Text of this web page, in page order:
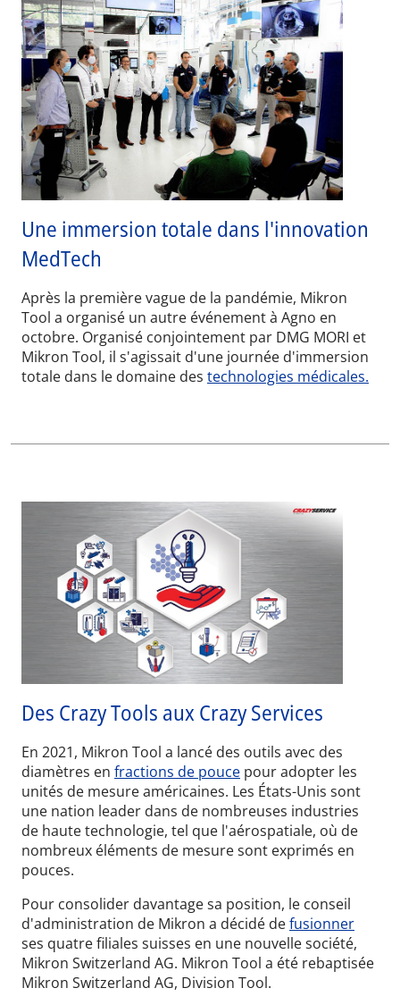
Une immersion totale dans l'innovation
MedTech
Après la première vague de la pandémie, Mikron
Tool a organisé un autre événement à Agno en
octobre. Organisé conjointement par DMG MORI et
Mikron Tool, il s'agissait d'une journée d'immersion
totale dans le domaine des technologies médicales.
Des Crazy Tools aux Crazy Services
En 2021, Mikron Tool a lancé des outils avec des
diamètres en fractions de pouce pour adopter les
unités de mesure américaines. Les États-Unis sont
une nation leader dans de nombreuses industries
de haute technologie, tel que l'aérospatiale, où de
nombreux éléments de mesure sont exprimés en
pouces.
Pour consolider davantage sa position, le conseil
d'administration de Mikron a décidé defusionner
ses quatre filiales suisses en une nouvelle société,
Mikron Switzerland AG. Mikron Tool a été rebaptisée
Mikron Switzerland AG, Division Tool.